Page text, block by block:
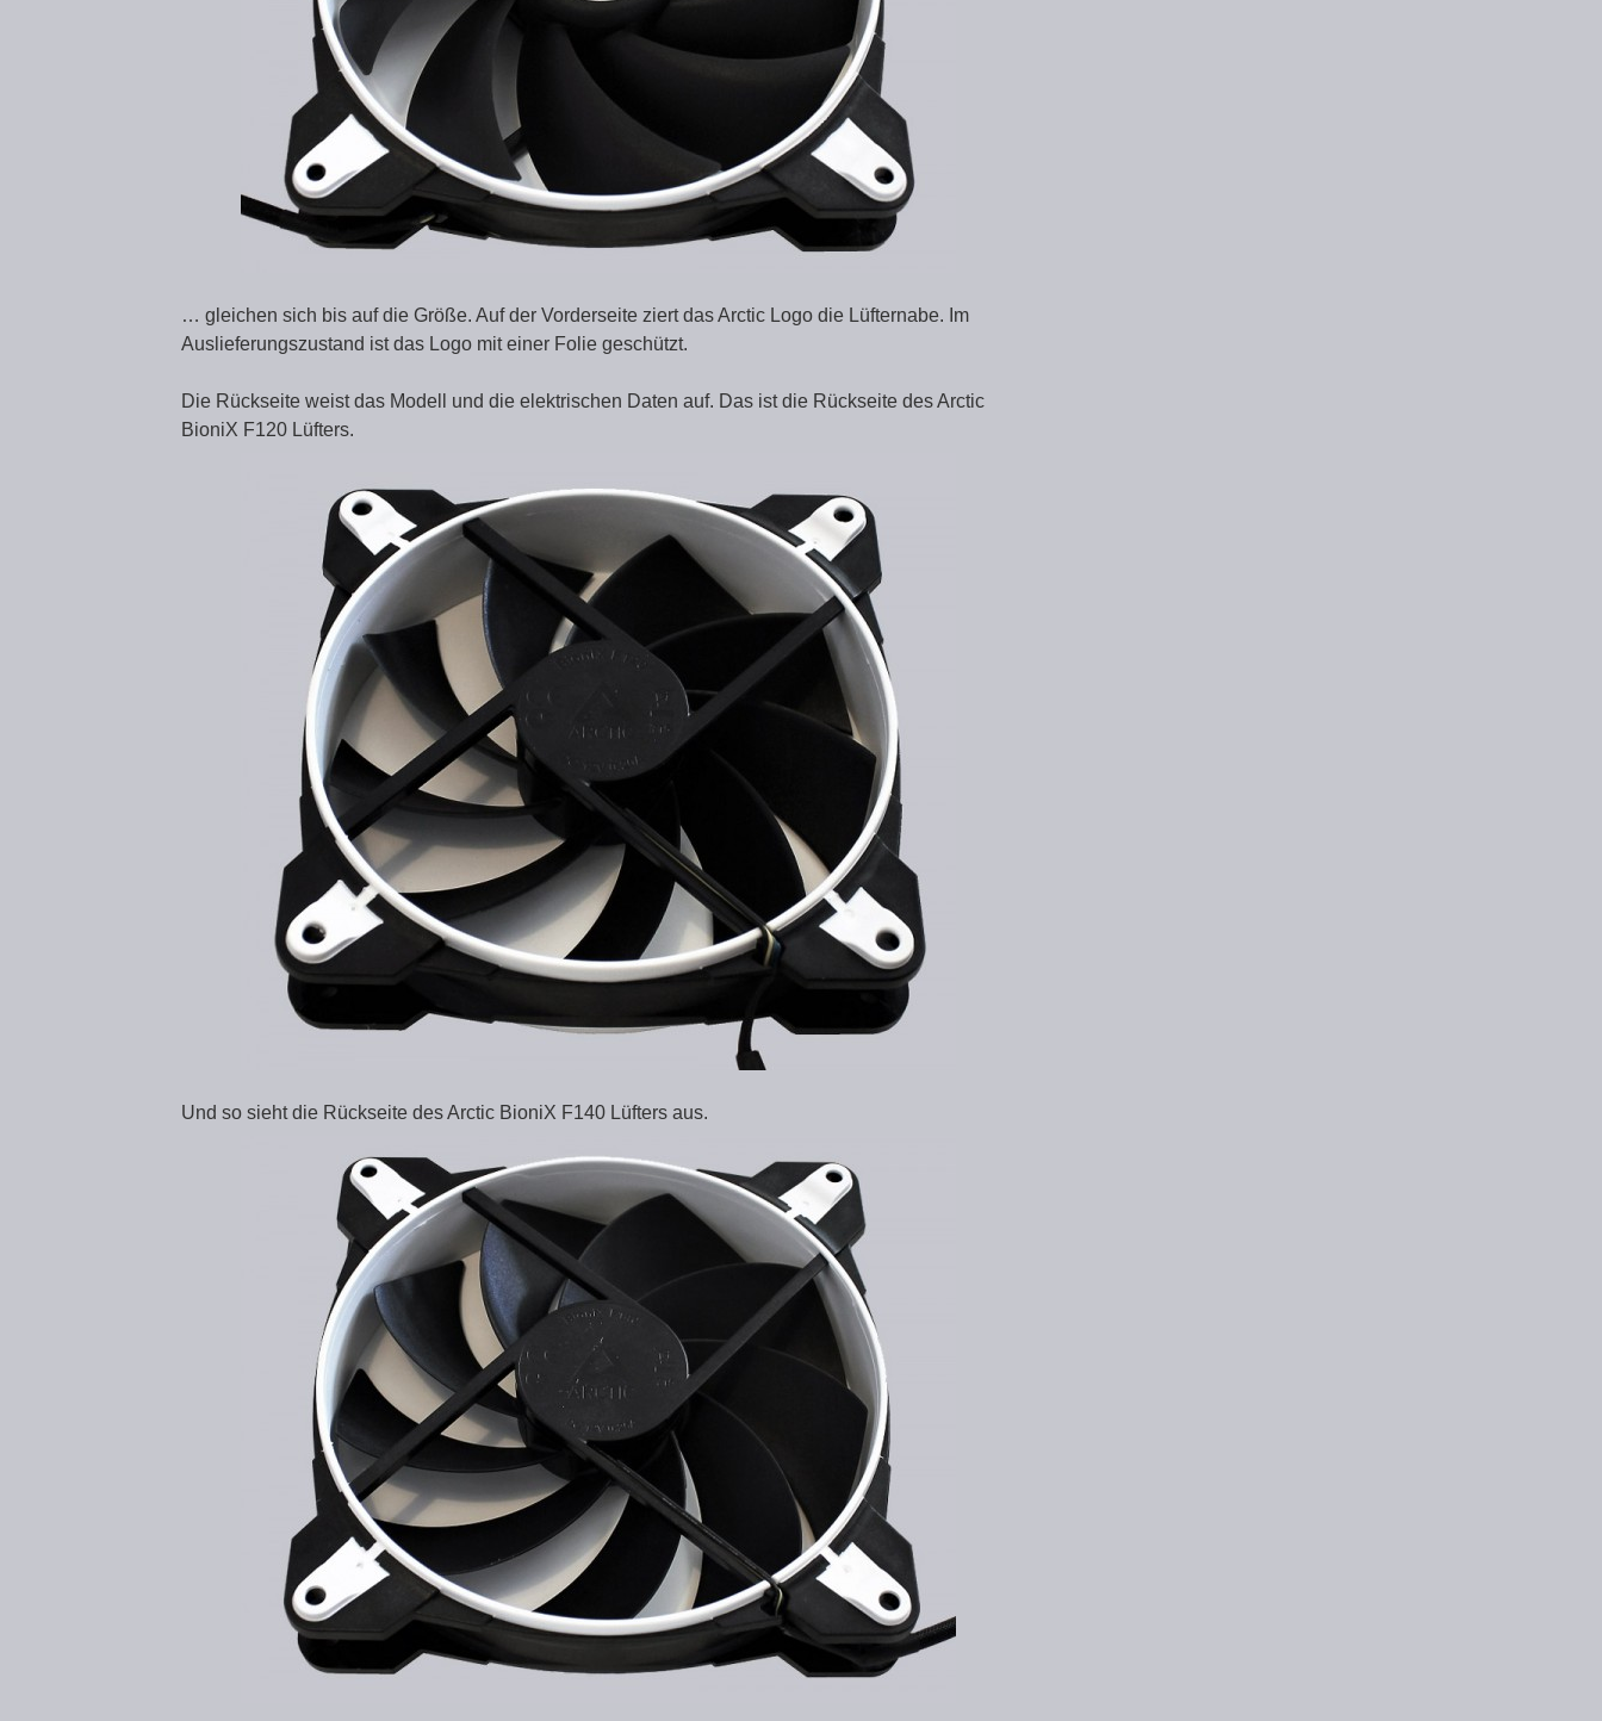
… gleichen sich bis auf die Größe. Auf der Vorderseite ziert das Arctic Logo die Lüfternabe. Im
Auslieferungszustand ist das Logo mit einer Folie geschützt.
Die Rückseite weist das Modell und die elektrischen Daten auf. Das ist die Rückseite des Arctic
BioniX F120 Lüfters.
Und so sieht die Rückseite des Arctic BioniX F140 Lüfters aus.